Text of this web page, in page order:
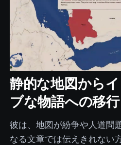
静的な地図から
ブな物語への移行
彼は、地図が紛争や人道問
なる文章では伝えきれない